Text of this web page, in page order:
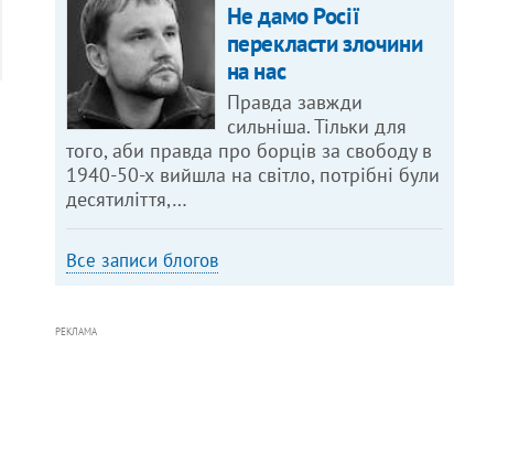
Не дамо Росії
перекласти злочини
на нас
Правда завжди
сильніша. Тільки для
того, аби правда про борців за свободу в
1940-50-х вийшла на світло, потрібні були
десятиліття,…
Все записи блогов
РЕКЛАМА